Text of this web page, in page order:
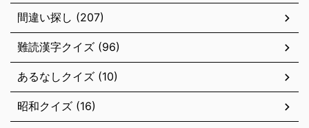
間違い探し (207)
難読漢字クイズ (96)
あるなしクイズ (10)
昭和クイズ (16)